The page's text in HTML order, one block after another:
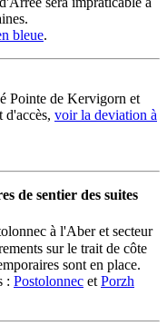
bleue.
Pointe de Kervigorn et
d'accès, voir la deviation à
de sentier des suites
à l'Aber et secteur
sur le trait de côte
sont en place.
: Postolonnec et Porzh